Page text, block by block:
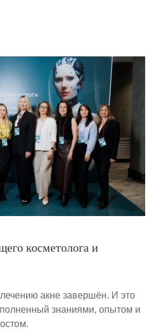
косметолога и
акне завершён. И это
знаниями, опытом и